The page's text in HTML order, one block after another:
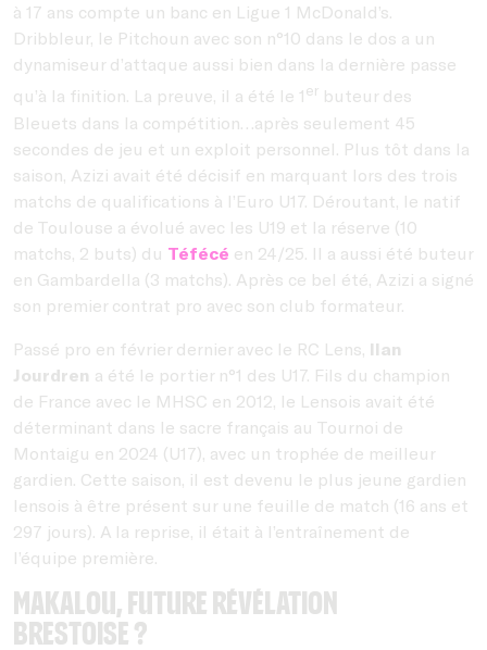
à 17 ans compte un banc en Ligue 1 McDonald’s.
Dribbleur, le Pitchoun avec son n°10 dans le dos a un
dynamiseur d’attaque aussi bien dans la dernière passe
qu’à la finition. La preuve, il a été le 1er buteur des
Bleuets dans la compétition…après seulement 45
secondes de jeu et un exploit personnel. Plus tôt dans la
saison, Azizi avait été décisif en marquant lors des trois
matchs de qualifications à l’Euro U17. Déroutant, le natif
de Toulouse a évolué avec les U19 et la réserve (10
matchs, 2 buts) du Téfécé en 24/25. Il a aussi été buteur
en Gambardella (3 matchs). Après ce bel été, Azizi a signé
son premier contrat pro avec son club formateur.
Passé pro en février dernier avec le RC Lens, Ilan
Jourdren a été le portier n°1 des U17. Fils du champion
de France avec le MHSC en 2012, le Lensois avait été
déterminant dans le sacre français au Tournoi de
Montaigu en 2024 (U17), avec un trophée de meilleur
gardien. Cette saison, il est devenu le plus jeune gardien
lensois à être présent sur une feuille de match (16 ans et
297 jours). A la reprise, il était à l’entraînement de
l’équipe première.
Makalou, future révélation
brestoise ?